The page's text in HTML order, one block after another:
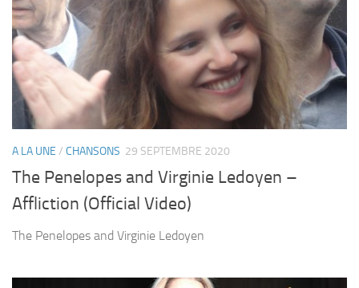
A LA UNE / CHANSONS 29 SEPTEMBRE 2020
The Penelopes and Virginie Ledoyen –
Affliction (Official Video)
The Penelopes and Virginie Ledoyen